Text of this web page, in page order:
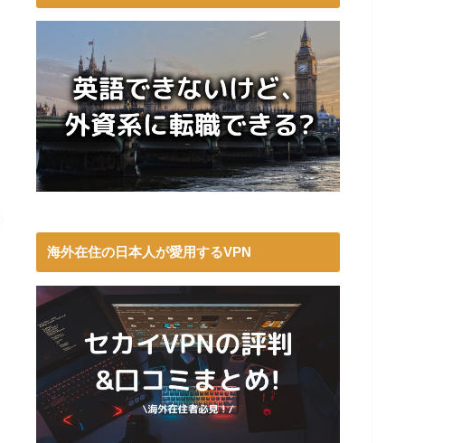
海外在住の日本人が愛用するVPN